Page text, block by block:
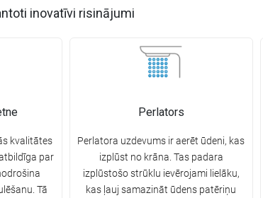
inovatīvi risinājumi
kvalitātes
par
Tā
Perlators
Perlatora uzdevums ir aerēt ūdeni, kas
izplūst no krāna. Tas padara
izplūstošo strūklu ievērojami lielāku,
kas ļauj samazināt ūdens patēriņu